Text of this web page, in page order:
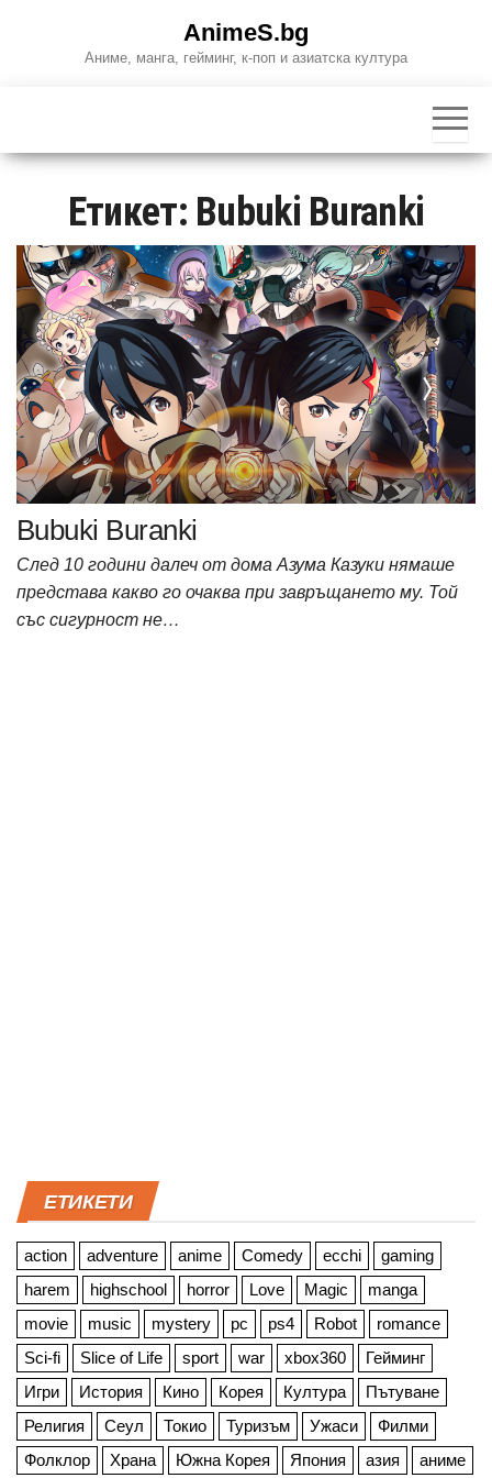
AnimeS.bg
Аниме, манга, гейминг, к-поп и азиатска култура
Етикет: Bubuki Buranki
Bubuki Buranki
След 10 години далеч от дома Азума Казуки нямаше
представа какво го очаква при завръщането му. Той
със сигурност не…
ЕТИКЕТИ
action adventure anime Comedy ecchi
gaming
harem
highschool horror Love Magic
manga
movie
music mystery pc ps4 Robot
romance
Sci-fi
Slice of Life sport war xbox360
Гейминг
Игри
История Кино Корея Култура
Пътуване
Религия
Сеул Токио Туризъм Ужаси
Филми
Фолклор
Храна Южна Корея Япония азия аниме